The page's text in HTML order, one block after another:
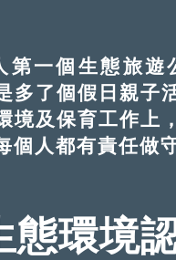
第一個生態旅遊
多了個假日親子
境及保育工作上
人都有責任做
環境